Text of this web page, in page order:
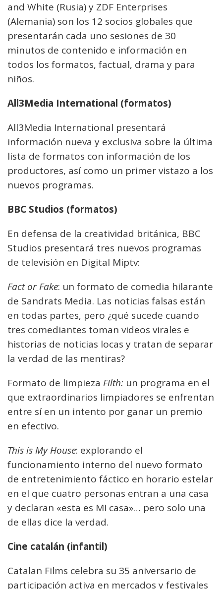
and White (Rusia) y ZDF Enterprises
(Alemania) son los 12 socios globales que
presentarán cada uno sesiones de 30
minutos de contenido e información en
todos los formatos, factual, drama y para
niños.
All3Media International (formatos)
All3Media International presentará
información nueva y exclusiva sobre la última
lista de formatos con información de los
productores, así como un primer vistazo a los
nuevos programas.
BBC Studios (formatos)
En defensa de la creatividad británica, BBC
Studios presentará tres nuevos programas
de televisión en Digital Miptv:
Fact or Fake: un formato de comedia hilarante
de Sandrats Media. Las noticias falsas están
en todas partes, pero ¿qué sucede cuando
tres comediantes toman videos virales e
historias de noticias locas y tratan de separar
la verdad de las mentiras?
Formato de limpieza Filth: un programa en el
que extraordinarios limpiadores se enfrentan
entre sí en un intento por ganar un premio
en efectivo.
This is My House: explorando el
funcionamiento interno del nuevo formato
de entretenimiento fáctico en horario estelar
en el que cuatro personas entran a una casa
y declaran «esta es MI casa»… pero solo una
de ellas dice la verdad.
Cine catalán (infantil)
Catalan Films celebra su 35 aniversario de
participación activa en mercados y festivales